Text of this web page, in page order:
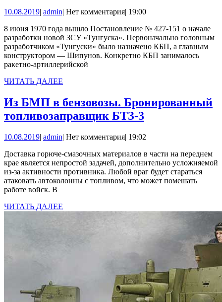
10.08.201910.08.2019
| adminadmin
| Нет комментария| 19:00
8 июня 1970 года вышло Постановление № 427-151 о начале
разработки новой ЗСУ «Тунгуска». Первоначально головным
разработчиком «Тунгуски» было назначено КБП, а главным
конструктором — Шипунов. Конкретно КБП занималось
ракетно-артиллерийской
ЧИТАТЬ ДАЛЕЕ
Из БМП в бензовозы. Бронированный
топливозаправщик БТЗ-3Из
в
бензовозы.
10.08.201910.08.2019
| adminadmin
| Нет комментария| 19:02
Доставка горюче-смазочных материалов в части на переднем
крае является непростой задачей, дополнительно усложняемой
из-за активности противника. Любой враг будет стараться
атаковать автоколонны с топливом, что может помешать
работе войск. В
ЧИТАТЬ ДАЛЕЕ